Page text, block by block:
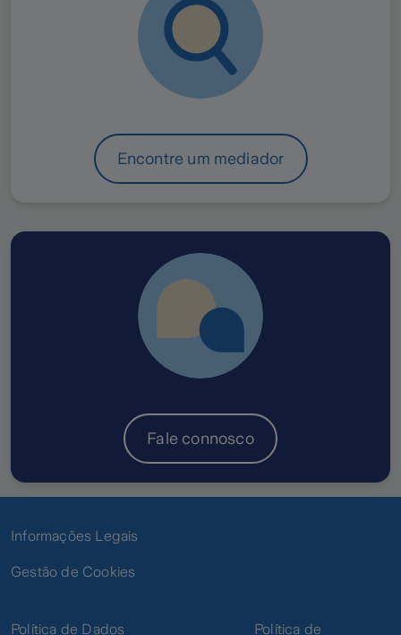
Encontre um mediador
Fale connosco
Informações Legais
Gestão de Cookies
Política de Dados Política de